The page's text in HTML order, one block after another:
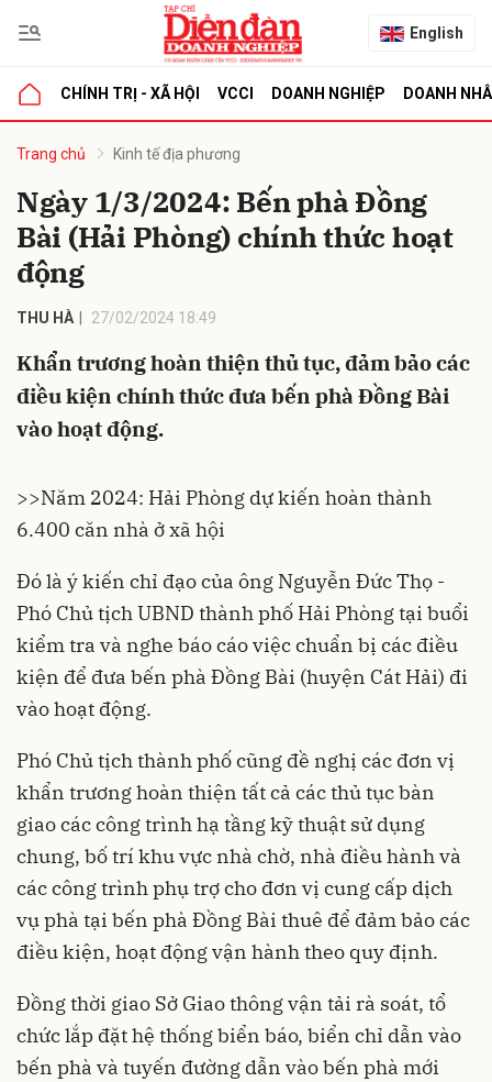
English
CHÍNH TRỊ - XÃ HỘI VCCI DOANH NGHIỆP DOANH
Trang chủ Kinh tế địa phương
Ngày 1/3/2024: Bến phà Đồng
Bài (Hải Phòng) chính thức hoạt
động
THU HÀ 27/02/2024 18:49
Khẩn trương hoàn thiện thủ tục, đảm bảo các
điều kiện chính thức đưa bến phà Đồng Bài
vào hoạt động.
>>Năm 2024: Hải Phòng dự kiến hoàn thành
6.400 căn nhà ở xã hội
Đó là ý kiến chỉ đạo của ông Nguyễn Đức Thọ -
Phó Chủ tịch UBND thành phố Hải Phòngtại buổi
kiểm tra và nghe báo cáo việc chuẩn bị các điều
kiện để đưa bến phà Đồng Bài (huyện Cát Hải) đi
vào hoạt động.
Phó Chủ tịch thành phố cũng đề nghị các đơn vị
khẩn trương hoàn thiện tất cả các thủ tục bàn
giao các công trình hạ tầng kỹ thuật sử dụng
chung, bố trí khu vực nhà chờ, nhà điều hành và
các công trình phụ trợ cho đơn vị cung cấp dịch
vụ phà tại bến phà Đồng Bài thuê để đảm bảo các
điều kiện, hoạt động vận hành theo quy định.
Đồng thời giao Sở Giao thông vận tải rà soát, tổ
chức lắp đặt hệ thống biển báo, biển chỉ dẫn vào
bến phà và tuyến đường dẫn vào bến phà mới
luận
Hủy